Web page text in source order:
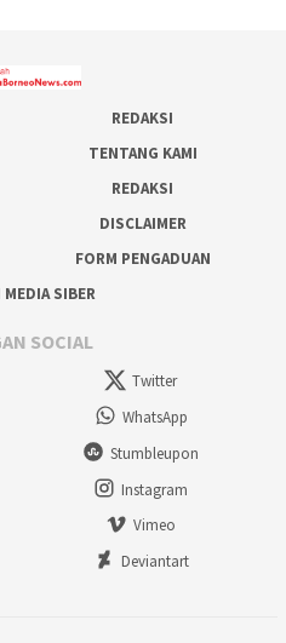
REDAKSI
TENTANG KAMI
REDAKSI
DISCLAIMER
FORM PENGADUAN
MEDIA SIBER
SOCIAL
Twitter
WhatsApp
Stumbleupon
Instagram
Vimeo
Deviantart